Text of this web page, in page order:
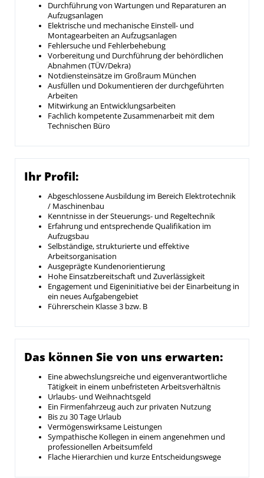
Durchführung von Wartungen und Reparaturen an
Aufzugsanlagen
Elektrische und mechanische Einstell- und
Montagearbeiten an Aufzugsanlagen
Fehlersuche und Fehlerbehebung
Vorbereitung und Durchführung der behördlichen
Abnahmen (TÜV/Dekra)
Notdiensteinsätze im Großraum München
Ausfüllen und Dokumentieren der durchgeführten
Arbeiten
Mitwirkung an Entwicklungsarbeiten
Fachlich kompetente Zusammenarbeit mit dem
Technischen Büro
Ihr Profil:
Abgeschlossene Ausbildung im Bereich Elektrotechnik
/ Maschinenbau
Kenntnisse in der Steuerungs- und Regeltechnik
Erfahrung und entsprechende Qualifikation im
Aufzugsbau
Selbständige, strukturierte und effektive
Arbeitsorganisation
Ausgeprägte Kundenorientierung
Hohe Einsatzbereitschaft und Zuverlässigkeit
Engagement und Eigeninitiative bei der Einarbeitung in
ein neues Aufgabengebiet
Führerschein Klasse 3 bzw. B
Das können Sie von uns erwarten:
Eine abwechslungsreiche und eigenverantwortliche
Tätigkeit in einem unbefristeten Arbeitsverhältnis
Urlaubs- und Weihnachtsgeld
Ein Firmenfahrzeug auch zur privaten Nutzung
Bis zu 30 Tage Urlaub
Vermögenswirksame Leistungen
Sympathische Kollegen in einem angenehmen und
professionellen Arbeitsumfeld
Flache Hierarchien und kurze Entscheidungswege